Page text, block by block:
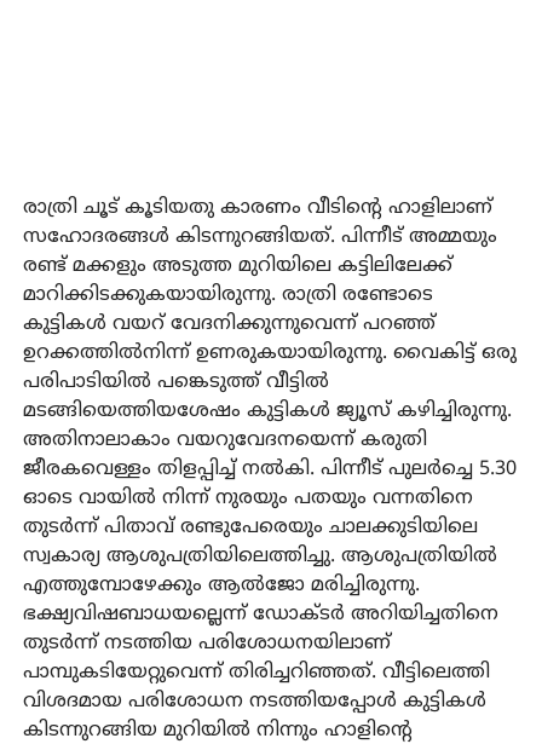
രാത്രി ചൂട് കൂടിയതു കാരണം വീടിന്റെ ഹാളിലാണ്
സഹോദരങ്ങള്‍ കിടന്നുറങ്ങിയത്. പിന്നീട് അമ്മയും
രണ്ട് മക്കളും അടുത്ത മുറിയിലെ കട്ടിലിലേക്ക്
മാറിക്കിടക്കുകയായിരുന്നു. രാത്രി രണ്ടോടെ
കുട്ടികള്‍ വയറ് വേദനിക്കുന്നുവെന്ന് പറഞ്ഞ്
ഉറക്കത്തില്‍നിന്ന് ഉണരുകയായിരുന്നു. വൈകിട്ട് ഒരു
പരിപാടിയില്‍ പങ്കെടുത്ത് വീട്ടില്‍
മടങ്ങിയെത്തിയശേഷം കുട്ടികള്‍ ജ്യൂസ് കഴിച്ചിരുന്നു.
അതിനാലാകാം വയറുവേദനയെന്ന് കരുതി
ജീരകവെള്ളം തിളപ്പിച്ച് നല്‍കി. പിന്നീട് പുലര്‍ച്ചെ 5.30
ഓടെ വായില്‍ നിന്ന് നുരയും പതയും വന്നതിനെ
തുടര്‍ന്ന് പിതാവ് രണ്ടുപേരെയും ചാലക്കുടിയിലെ
സ്വകാര്യ ആശുപത്രിയിലെത്തിച്ചു. ആശുപത്രിയില്‍
എത്തുമ്പോഴേക്കും ആല്‍ജോ മരിച്ചിരുന്നു.
ഭക്ഷ്യവിഷബാധയല്ലെന്ന് ഡോക്ടര്‍ അറിയിച്ചതിനെ
തുടര്‍ന്ന് നടത്തിയ പരിശോധനയിലാണ്
പാമ്പുകടിയേറ്റുവെന്ന് തിരിച്ചറിഞ്ഞത്. വീട്ടിലെത്തി
വിശദമായ പരിശോധന നടത്തിയപ്പോള്‍ കുട്ടികള്‍
കിടന്നുറങ്ങിയ മുറിയില്‍ നിന്നും ഹാളിന്റെ